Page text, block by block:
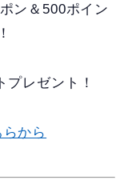
ン＆500ポイン
プレゼント！
から